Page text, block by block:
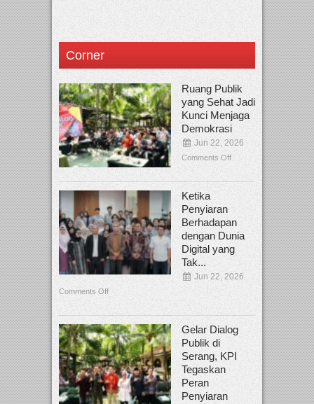
Corner
Ruang Publik
yang Sehat Jadi
Kunci Menjaga
Demokrasi
Jun 22, 2026
Comments Off
Ketika
Penyiaran
Berhadapan
dengan Dunia
Digital yang
Tak...
Jun 22, 2026
Comments Off
Gelar Dialog
Publik di
Serang, KPI
Tegaskan
Peran
Penyiaran